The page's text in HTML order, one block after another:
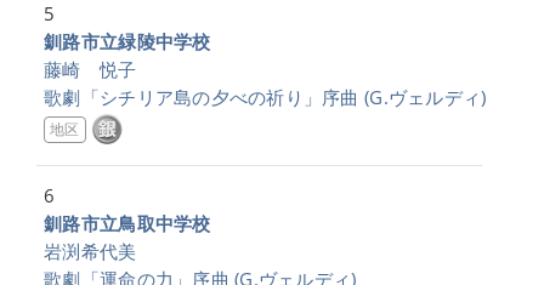
5
釧路市立緑陵中学校
藤崎 悦子
歌劇「シチリア島の夕べの祈り」序曲 (G.ヴェルディ)
地区
6
釧路市立鳥取中学校
岩渕希代美
歌劇「運命の力」序曲 (G.ヴェルディ)